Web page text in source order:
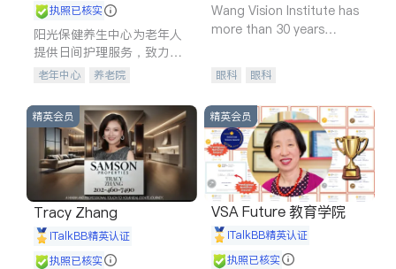
执照已核实
阳光保健养生中心为老年人
提供日间护理服务，致力于
通过持续的护理创新来有效
老年中心 养老院
Wang Vision Institute has
more than 30 years
眼科 眼科
精英会员
Tracy Zhang
iTalkBB精英认证
执照已核实
精英会员
VSA Future 教育学院
iTalkBB精英认证
执照已核实